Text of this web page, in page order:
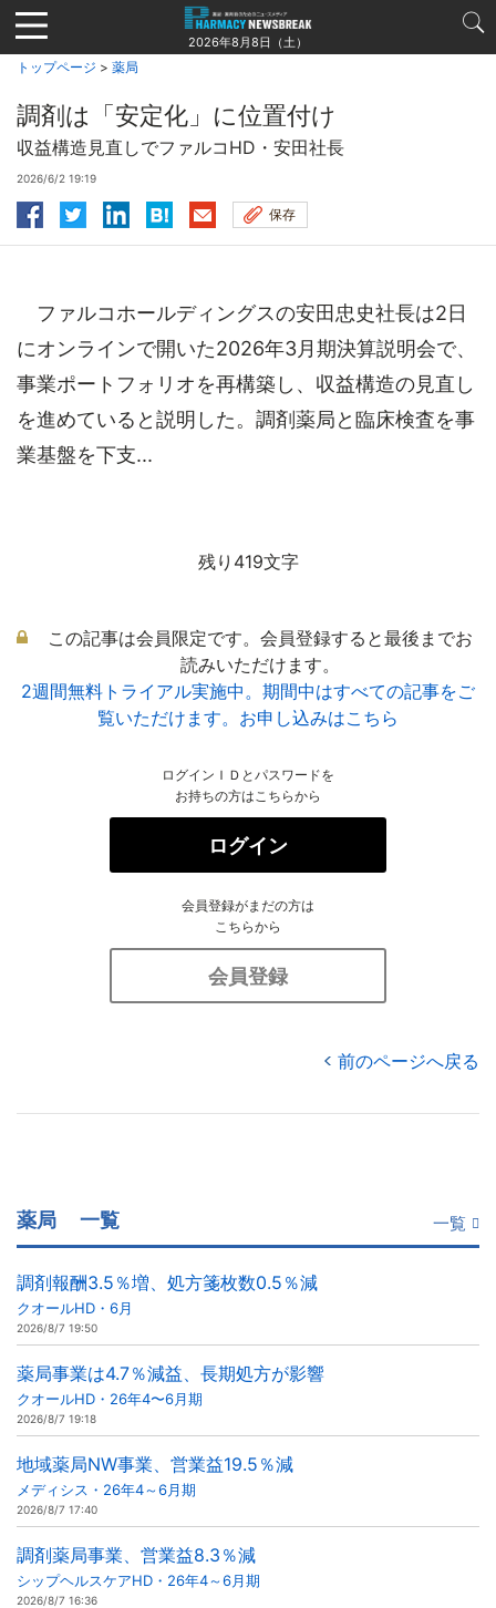
Jump
to
navigation
2026年8月8日（土）
トップページ > 薬局
調剤は「安定化」に位置付け
収益構造見直しでファルコHD・安田社長
2026/6/2 19:19
保存
ファルコホールディングスの安田忠史社長は2日
にオンラインで開いた2026年3月期決算説明会で、
事業ポートフォリオを再構築し、収益構造の見直し
を進めていると説明した。調剤薬局と臨床検査を事
業基盤を下支...
残り419文字
この記事は会員限定です。会員登録すると最後までお
読みいただけます。
2週間無料トライアル実施中。期間中はすべての記事をご
覧いただけます。お申し込みはこちら
ログインＩＤとパスワードを
お持ちの方はこちらから
ログイン
会員登録がまだの方は
こちらから
会員登録
前のページへ戻る
薬局 一覧 一覧
調剤報酬3.5％増、処方箋枚数0.5％減
クオールHD・6月
2026/8/7 19:50
薬局事業は4.7％減益、長期処方が影響
クオールHD・26年4〜6月期
2026/8/7 19:18
地域薬局NW事業、営業益19.5％減
メディシス・26年4～6月期
2026/8/7 17:40
調剤薬局事業、営業益8.3％減
シップヘルスケアHD・26年4～6月期
2026/8/7 16:36